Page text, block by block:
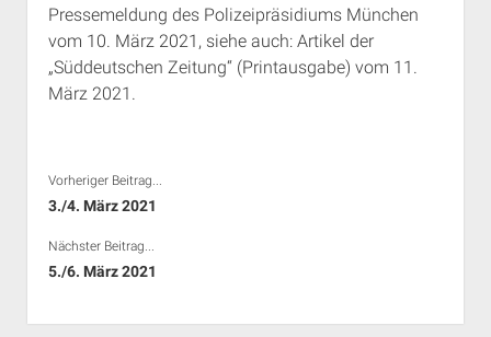
Pressemeldung des Polizeipräsidiums München
vom 10. März 2021, siehe auch: Artikel der
„Süddeutschen Zeitung“ (Printausgabe) vom 11.
März 2021.
Vorheriger Beitrag...
3./4. März 2021
Nächster Beitrag...
5./6. März 2021